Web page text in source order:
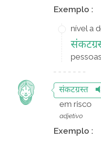
Exemplo :
nível a
संकटग्रस्त
em risco
adjetivo
Exemplo :